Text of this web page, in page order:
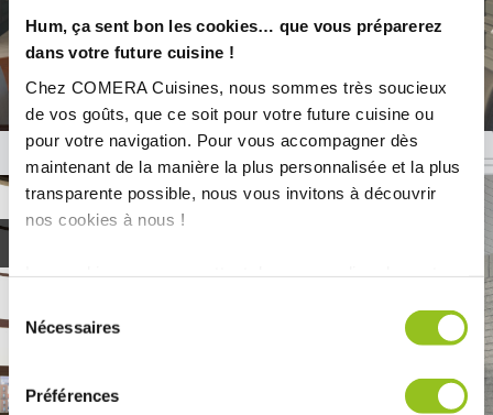
Hum, ça sent bon les cookies… que vous préparerez
dans votre future cuisine !
Chez COMERA Cuisines, nous sommes très soucieux
de vos goûts, que ce soit pour votre future cuisine ou
pour votre navigation. Pour vous accompagner dès
maintenant de la manière la plus personnalisée et la plus
transparente possible, nous vous invitons à découvrir
nos cookies à nous !
médias sociaux et d'analyser notre trafic. Nous
partageons également des informations sur l'utilisation de
notre site avec nos partenaires de médias sociaux, de
publicité et d'analyse, qui peuvent combiner celles-ci
du Nécessaires
Préférences
Comment créer un style de cuisine Campagne Chic ?
LIRE